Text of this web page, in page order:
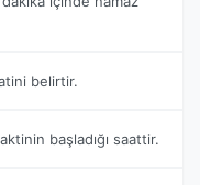
belirtir.
başladığı saattir.